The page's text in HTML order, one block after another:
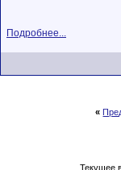
Подробнее...
«
Текущее